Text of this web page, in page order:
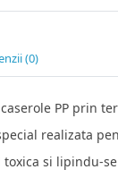
(0)
PP prin
realizata
si lipindu-